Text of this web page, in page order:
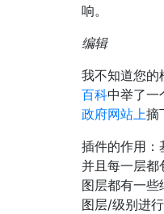
响。
编辑
我不知道您的
百科中举了一
政府网站上摘
插件的作用：
并且每一层都
图层都有一
图层/级别进